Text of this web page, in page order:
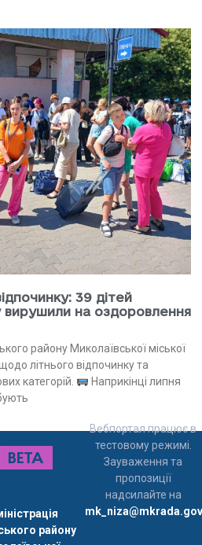
39 дітей
вирушили на оздоровлення
району Миколаївської міської
літнього відпочинку та
категорій.
Наприкінці липня
району
Вебпортал працює в
тестовому режимі.
Зауваження та
пропозиції
надсилайте на